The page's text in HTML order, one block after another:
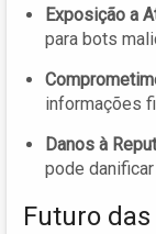
Exposição a
para bots
informações
Danos à
pode
Futuro